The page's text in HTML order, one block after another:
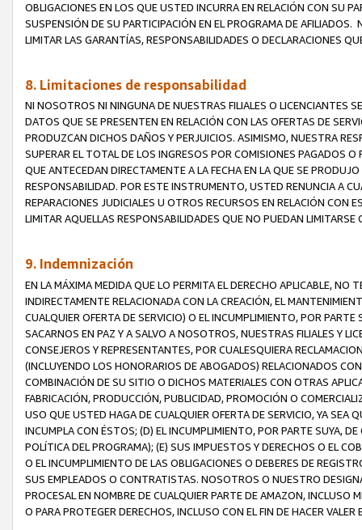
OBLIGACIONES EN LOS QUE USTED INCURRA EN RELACIÓN CON SU
SUSPENSIÓN DE SU PARTICIPACIÓN EN EL PROGRAMA DE
LIMITAR LAS GARANTÍAS, RESPONSABILIDADES O DECLARACIONES
8. Limitaciones de responsabilidad
NI NOSOTROS NI NINGUNA DE NUESTRAS FILIALES O LICENCIANTES
DATOS QUE SE PRESENTEN EN RELACIÓN CON LAS OFERTAS DE
PRODUZCAN DICHOS DAÑOS Y PERJUICIOS. ASIMISMO, NUESTRA
SUPERAR EL TOTAL DE LOS INGRESOS POR COMISIONES PAGADOS
QUE ANTECEDAN DIRECTAMENTE A LA FECHA EN LA QUE SE
RESPONSABILIDAD. POR ESTE INSTRUMENTO, USTED RENUNCIA A
REPARACIONES JUDICIALES U OTROS RECURSOS EN RELACIÓN CON
LIMITAR AQUELLAS RESPONSABILIDADES QUE NO PUEDAN LIMITARSE
9. Indemnización
EN LA MÁXIMA MEDIDA QUE LO PERMITA EL DERECHO APLICABLE,
INDIRECTAMENTE RELACIONADA CON LA CREACIÓN, EL
CUALQUIER OFERTA DE SERVICIO) O EL INCUMPLIMIENTO, POR
SACARNOS EN PAZ Y A SALVO A NOSOTROS, NUESTRAS FILIALES Y
CONSEJEROS Y REPRESENTANTES, POR CUALESQUIERA
(INCLUYENDO LOS HONORARIOS DE ABOGADOS) RELACIONADOS
COMBINACIÓN DE SU SITIO O DICHOS MATERIALES CON OTRAS
FABRICACIÓN, PRODUCCIÓN, PUBLICIDAD, PROMOCIÓN O
USO QUE USTED HAGA DE CUALQUIER OFERTA DE SERVICIO, YA SEA
INCUMPLA CON ÉSTOS; (D) EL INCUMPLIMIENTO, POR PARTE SUYA,
POLÍTICA DEL PROGRAMA); (E) SUS IMPUESTOS Y DERECHOS O EL
O EL INCUMPLIMIENTO DE LAS OBLIGACIONES O DEBERES DE
SUS EMPLEADOS O CONTRATISTAS. NOSOTROS O NUESTRO
PROCESAL EN NOMBRE DE CUALQUIER PARTE DE AMAZON, INCLUSO
O PARA PROTEGER DERECHOS, INCLUSO CON EL FIN DE HACER VALER